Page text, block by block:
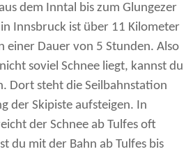
dem Inntal bis zum Glungezer
Innsbruck ist über 11 Kilometer
einer Dauer von 5 Stunden. Also
soviel Schnee liegt, kannst du
Dort steht die Seilbahnstation
der Skipiste aufsteigen. In
der Schnee ab Tulfes oft
du mit der Bahn ab Tulfes bis